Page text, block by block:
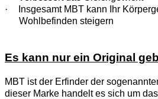
·
Insgesamt MBT kann Ihr
Wohlbefinden steigern
Es kann nur ein Original
MBT ist der Erfinder der
dieser Marke handelt es sich um